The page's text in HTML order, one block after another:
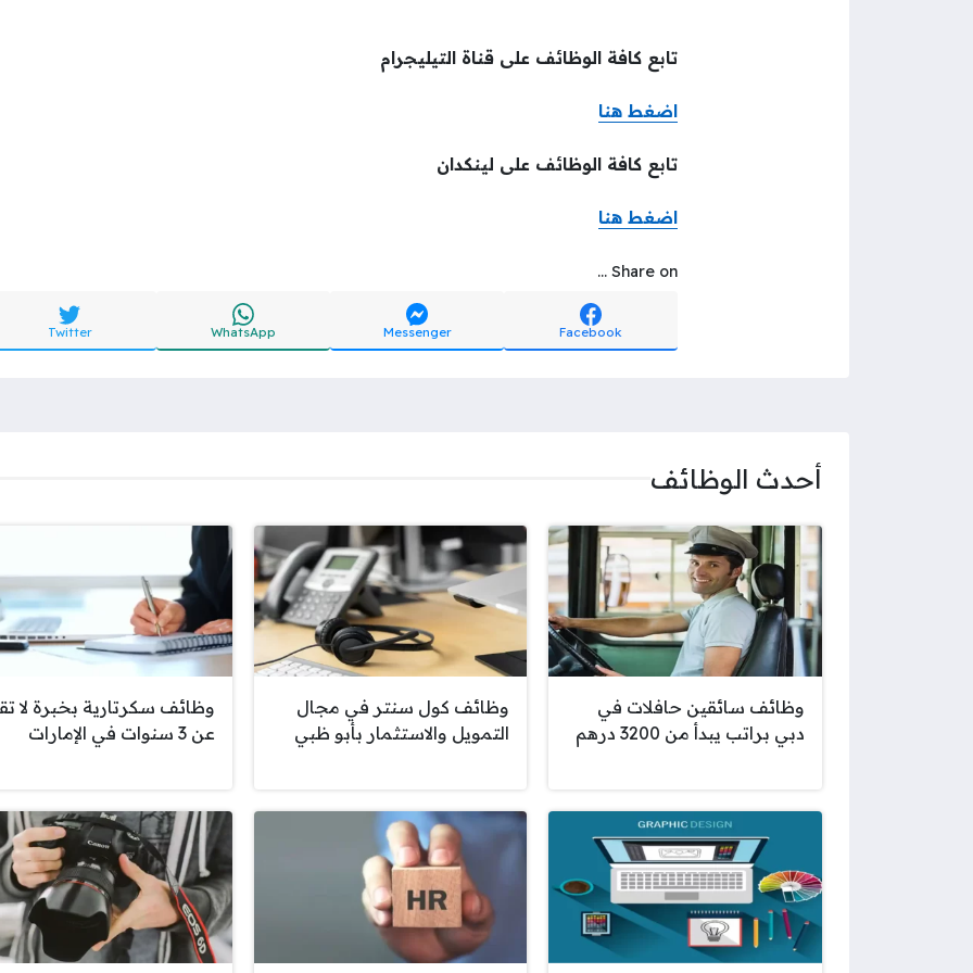
تابع كافة الوظائف على قناة التيليجرام
اضغط هنا
تابع كافة الوظائف على لينكدان
اضغط هنا
Share on ...
Facebook
Messenger
WhatsApp
Twitter
أحدث الوظائف
وظائف سائقين حافلات في
دبي براتب يبدأ من 3200 درهم
وظائف كول سنتر في مجال
التمويل والاستثمار بأبو ظبي
وظائف سكرتارية بخبرة لا
عن 3 سنوات في الإمارات